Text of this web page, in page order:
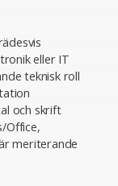
eller IT
teknisk roll
och skrift
Office,
meriterande